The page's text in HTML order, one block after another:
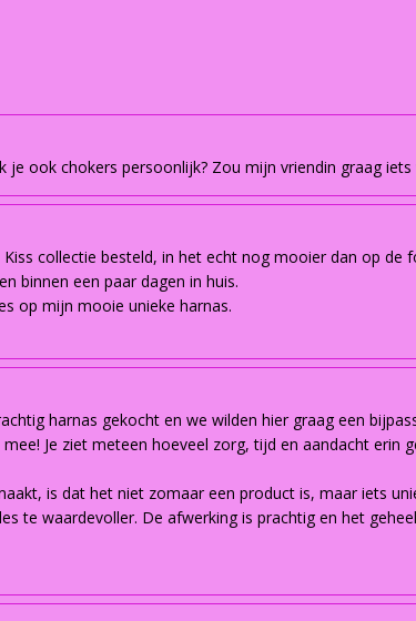
je ook chokers persoonlijk? Zou mijn vriendin graag iets
collectie besteld, in het echt nog mooier dan op de
binnen een paar dagen in huis.
op mijn mooie unieke harnas.
harnas gekocht en we wilden hier graag een
Je ziet meteen hoeveel zorg, tijd en aandacht erin
is dat het niet zomaar een product is, maar iets
te waardevoller. De afwerking is prachtig en het